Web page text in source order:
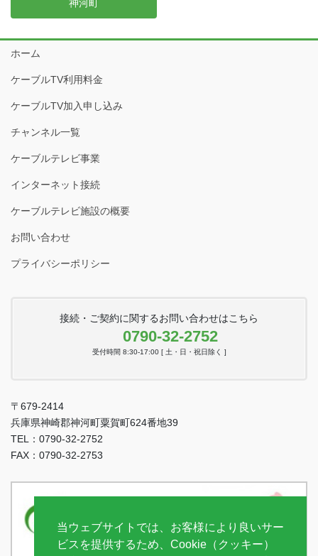
神河町
ホーム
ケーブルTV利用料金
ケーブルTV加入申し込み
チャンネル一覧
ケーブルテレビ事業
インターネット接続
ケーブルテレビ施設の概要
お問い合わせ
プライバシーポリシー
接続・ご契約に関するお問い合わせはこちら
0790-32-2752
受付時間 8:30-17:00 [ 土・日・祝日除く ]
〒679-2414
兵庫県神崎郡神河町粟賀町624番地39
TEL：0790-32-2752
FAX：0790-32-2753
当ウェブサイトでは、お客様により良いサー
ビスを提供するため、Cookie（クッキー）